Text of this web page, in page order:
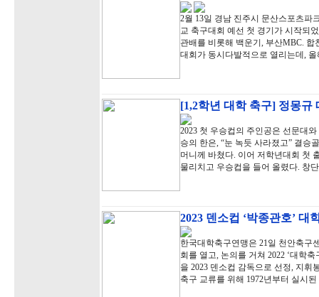
2월 13일 경남 진주시 문산스포츠파
교 축구대회 예선 첫 경기가 시작되
관배를 비롯해 백운기, 부산MBC.
대회가 동시다발적으로 열리는데,
[1,2학년 대학 축구] 정몽
2023 첫 우승컵의 주인공은 선문대
승의 한은, “눈 녹듯 사라졌고” 결승
머니께 바쳤다. 이어 저학년대회 첫
물리치고 우승컵을 들어 올렸다. 창
2023 덴소컵 ‘박종관호’
한국대학축구연맹은 21일 천안축구
회를 열고, 논의를 거쳐 2022 ‘대학
을 2023 덴소컵 감독으로 선정, 지휘
축구 교류를 위해 1972년부터 실시